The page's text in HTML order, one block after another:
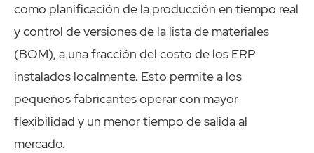
como planificación de la producción en tiempo real
y control de versiones de la lista de materiales
(BOM), a una fracción del costo de los ERP
instalados localmente. Esto permite a los
pequeños fabricantes operar con mayor
flexibilidad y un menor tiempo de salida al
mercado.